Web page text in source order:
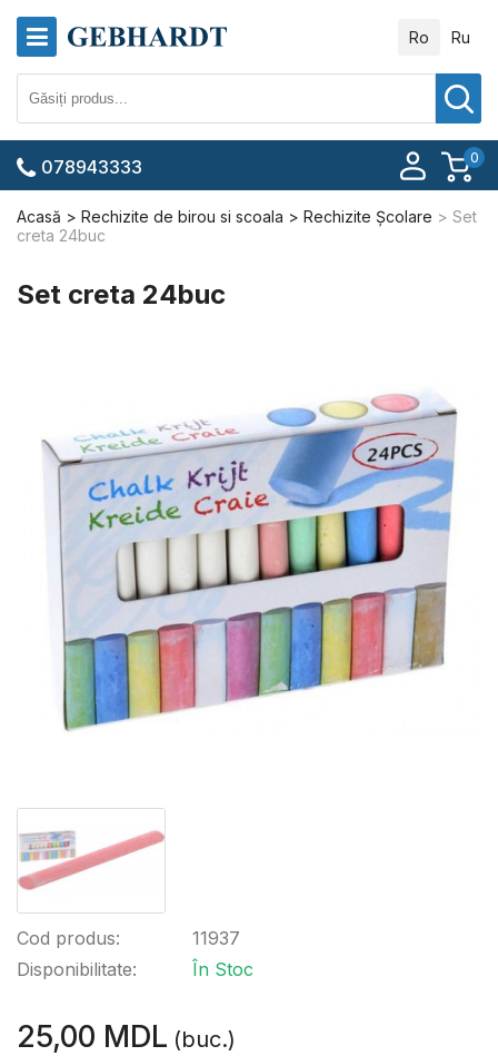
Ro Ru
0
078943333
Acasă Rechizite de birou si scoala Rechizite Școlare
Set
creta 24buc
Set creta 24buc
Cod produs:
Disponibilitate:
11937
În Stoc
25,00 MDL (buc.)